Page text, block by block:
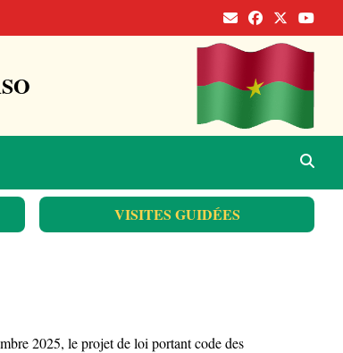
VISITES GUIDÉES
2025, le projet de loi portant code des